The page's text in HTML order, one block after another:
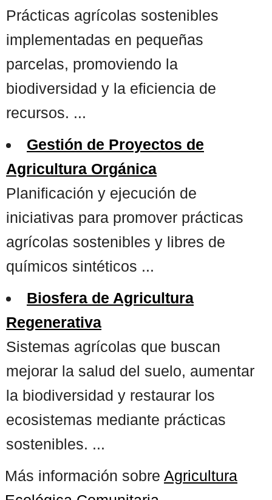
Prácticas agrícolas sostenibles
implementadas en pequeñas
parcelas, promoviendo la
biodiversidad y la eficiencia de
recursos. ...
Gestión de Proyectos de
Agricultura Orgánica
Planificación y ejecución de
iniciativas para promover prácticas
agrícolas sostenibles y libres de
químicos sintéticos ...
Biosfera de Agricultura
Regenerativa
Sistemas agrícolas que buscan
mejorar la salud del suelo, aumentar
la biodiversidad y restaurar los
ecosistemas mediante prácticas
sostenibles. ...
Más información sobre Agricultura